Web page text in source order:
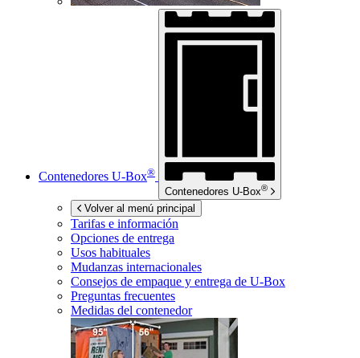
Contenedores U-Box®
Contenedores U-Box®
Volver al menú principal
Tarifas e información
Opciones de entrega
Usos habituales
Mudanzas internacionales
Consejos de empaque y entrega de U-Box
Preguntas frecuentes
Medidas del contenedor